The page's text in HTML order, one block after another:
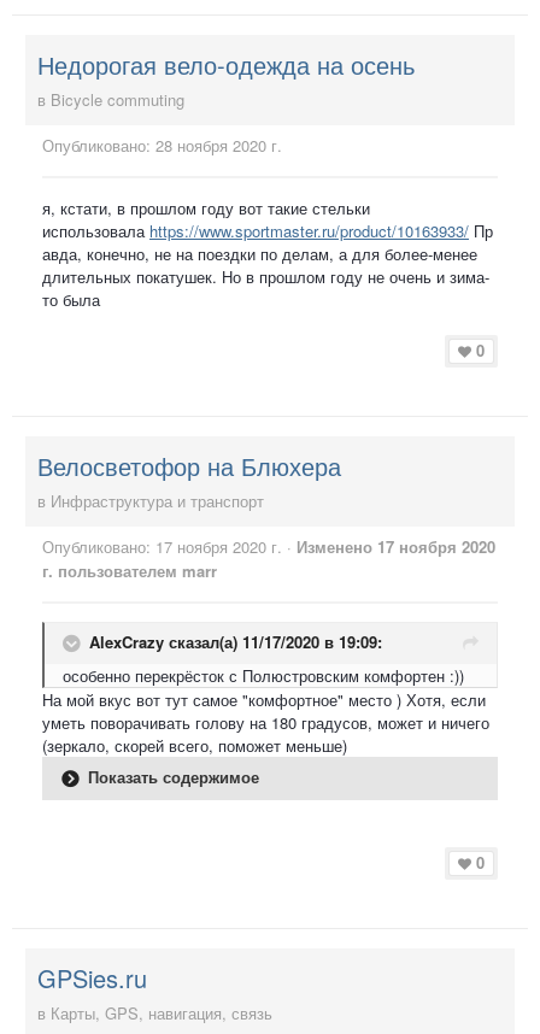
Недорогая вело-одежда на осень
в Bicycle commuting
Опубликовано: 28 ноября 2020 г.
я, кстати, в прошлом году вот такие стельки
использовала https://www.sportmaster.ru/product/10163933/ Пр
авда, конечно, не на поездки по делам, а для более-менее
длительных покатушек. Но в прошлом году не очень и зима-
то была
0
Велосветофор на Блюхера
в Инфраструктура и транспорт
Опубликовано: 17 ноября 2020 г. · Изменено 17 ноября 2020
г. пользователем marr
AlexCrazy сказал(а) 11/17/2020 в 19:09:
особенно перекрёсток с Полюстровским комфортен :))
На мой вкус вот тут самое "комфортное" место ) Хотя, если
уметь поворачивать голову на 180 градусов, может и ничего
(зеркало, скорей всего, поможет меньше)
Показать содержимое
0
GPSies.ru
в Карты, GPS, навигация, связь